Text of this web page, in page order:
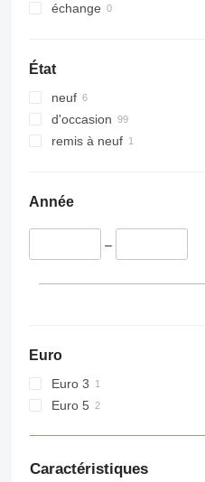
échange
État
neuf
d'occasion
remis à neuf
Année
–
Euro
Euro 3
Euro 5
Caractéristiques